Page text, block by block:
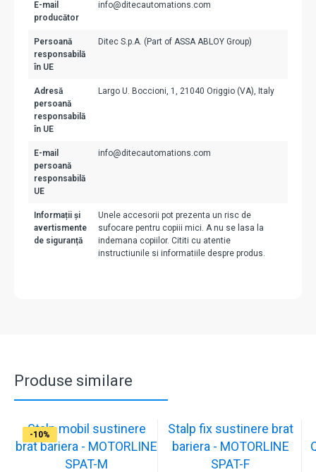
E-mail
producător
info@ditecautomations.com
Persoană
responsabilă
în UE
Ditec S.p.A. (Part of ASSA ABLOY Group)
Adresă
persoană
responsabilă
în UE
Largo U. Boccioni, 1, 21040 Origgio (VA), Italy
E-mail
persoană
responsabilă
UE
info@ditecautomations.com
Informații și
avertismente
de siguranță
Unele accesorii pot prezenta un risc de
sufocare pentru copiii mici. A nu se lasa la
indemana copiilor. Cititi cu atentie
instructiunile si informatiile despre produs.
Produse similare
-10%
Stalp mobil sustinere
brat bariera - MOTORLINE
SPAT-M
-10%
Stalp fix sustinere brat
bariera - MOTORLINE
SPAT-F
-17%
-17%
-17%
-17%
-10%
-10%
-10%
-10%